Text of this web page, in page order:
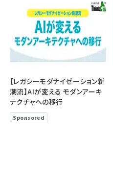
【レガシーモダナイゼーション新
潮流】AIが変える モダンアーキ
テクチャへの移行
Sponsored